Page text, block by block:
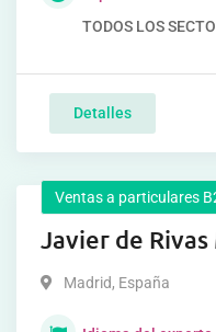
TODOS LOS
Detalles
Ventas a particulares
Javier de
Madrid, España